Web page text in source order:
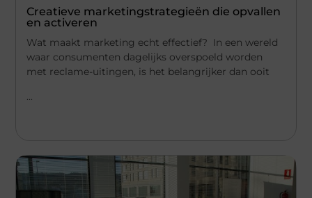
Creatieve marketingstrategieën die opvallen
en activeren
Wat maakt marketing echt effectief? In een wereld
waar consumenten dagelijks overspoeld worden
met reclame-uitingen, is het belangrijker dan ooit